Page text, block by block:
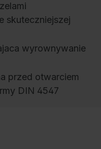
skuteczniejszej
wyrownywanie
przed otwarciem
DIN 4547